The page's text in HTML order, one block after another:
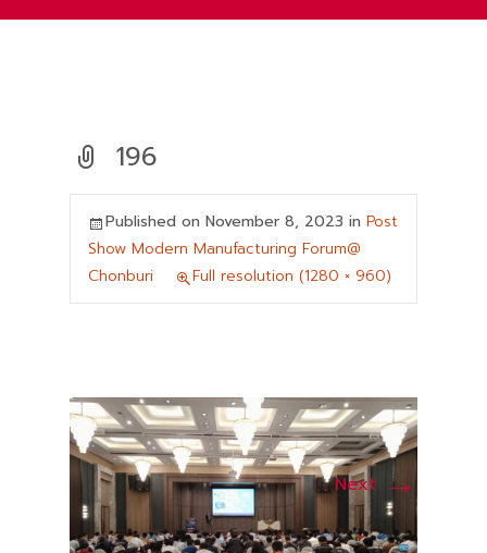
196
Published on November 8, 2023 in Post
Show Modern Manufacturing Forum@
Chonburi
Full resolution (1280 × 960)
Next →